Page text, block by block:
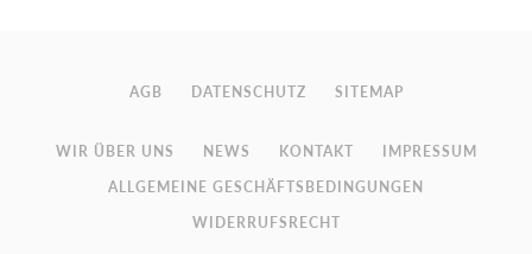
AGB DATENSCHUTZ SITEMAP
WIR ÜBER UNS NEWS KONTAKT
IMPRESSUM
ALLGEMEINE GESCHÄFTSBEDINGUNGEN
WIDERRUFSRECHT